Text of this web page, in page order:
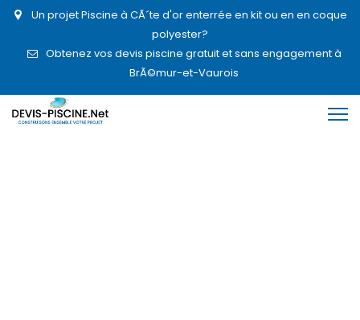
Un projet Piscine à CÃ´te d'or enterrée en kit ou en en coque
polyester?
Obtenez vos devis piscine gratuit et sans engagement à
BrÃ©mur-et-Vaurois